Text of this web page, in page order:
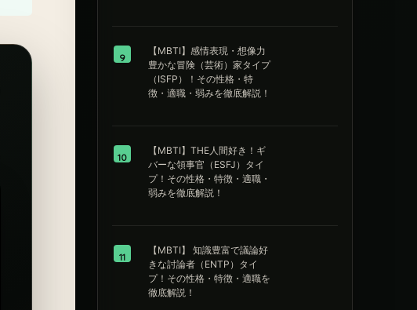
9
【MBTI】感情表現・想像力
豊かな冒険（芸術）家タイプ
（ISFP）！その性格・特
徴・適職・弱みを徹底解説！
10
【MBTI】THE人間好き！ギ
バーな領事官（ESFJ）タイ
プ！その性格・特徴・適職・
弱みを徹底解説！
11
【MBTI】 知識豊富で議論好
きな討論者（ENTP）タイ
プ！その性格・特徴・適職を
徹底解説！